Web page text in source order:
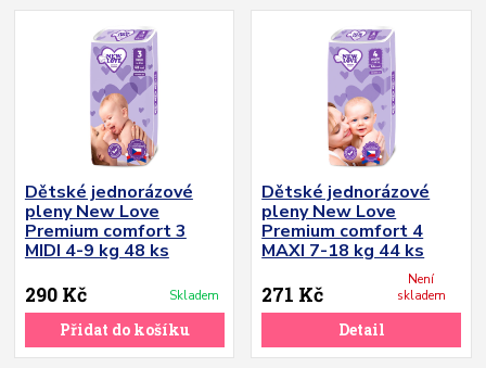
Dětské jednorázové
pleny New Love
Premium comfort 3
MIDI 4-9 kg 48 ks
290 Kč Skladem
Přidat do košíku
Dětské jednorázové
pleny New Love
Premium comfort 4
MAXI 7-18 kg 44 ks
271 Kč
Není
skladem
Detail